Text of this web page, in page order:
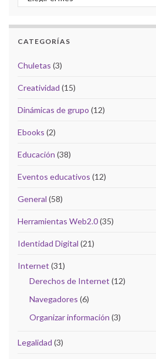
CATEGORÍAS
Chuletas (3)
Creatividad (15)
Dinámicas de grupo (12)
Ebooks (2)
Educación (38)
Eventos educativos (12)
General (58)
Herramientas Web2.0(35)
Identidad Digital (21)
Internet (31)
Derechos de Internet (12)
Navegadores (6)
Organizar información (3)
Legalidad (3)